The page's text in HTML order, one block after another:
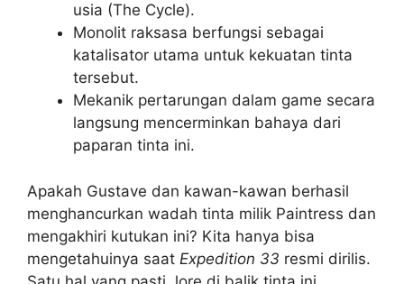
usia (The Cycle).
Monolit raksasa berfungsi sebagai
katalisator utama untuk kekuatan tinta
tersebut.
Mekanik pertarungan dalam game secara
langsung mencerminkan bahaya dari
paparan tinta ini.
Apakah Gustave dan kawan-kawan berhasil
menghancurkan wadah tinta milik Paintress dan
mengakhiri kutukan ini? Kita hanya bisa
mengetahuinya saat Expedition 33 resmi dirilis.